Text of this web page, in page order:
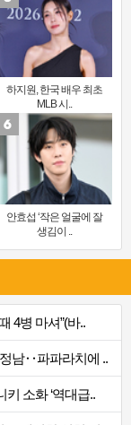
하지원, 한국 배우 최초
MLB 시..
안효섭 ‘작은 얼굴에 잘
생김이 ..
4병 마셔”(바..
남‥파파라치에 ..
소화 ‘역대급..